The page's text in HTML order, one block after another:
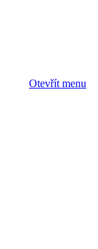
Otevřít menu